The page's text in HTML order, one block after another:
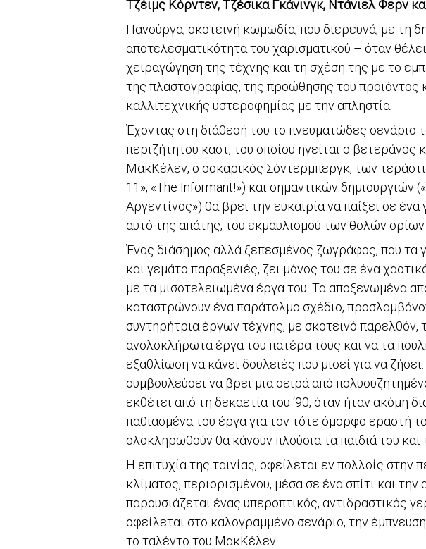
Τζέιμς Κόρντεν, Τζέσικα Γκάνινγκ, Ντάνιελ Φερν
Πανούργα, σκοτεινή κωμωδία, που διερευνά, με τη
αποτελεσματικότητα του χαρισματικού – όταν
χειραγώγηση της τέχνης και τη σχέση της με το
της πλαστογραφίας, της προώθησης του προϊόντος
καλλιτεχνικής υστεροφημίας με την απληστία.
Έχοντας στη διάθεσή του το πνευματώδες σενάριο
περιζήτητου καστ, του οποίου ηγείται ο βετεράνος
ΜακΚέλεν, ο οσκαρικός Σόντερμπεργκ, των
11», «The Informant!») και σημαντικών δημιουργιών
Αργεντίνος») θα βρει την ευκαιρία να παίξει σε
αυτό της απάτης, του εκμαυλισμού των θολών
Ένας διάσημος αλλά ξεπεσμένος ζωγράφος, που τα
και γεμάτο παραξενιές, ζει μόνος του σε ένα
με τα μισοτελειωμένα έργα του. Τα αποξενωμένα
καταστρώνουν ένα παράτολμο σχέδιο,
συντηρήτρια έργων τέχνης, με σκοτεινό παρελθόν,
ανολοκλήρωτα έργα του πατέρα τους και να τα
εξαθλίωση να κάνει δουλειές που μισεί για να
συμβουλεύσει να βρει μια σειρά από
εκθέτει από τη δεκαετία του ‘90, όταν ήταν ακόμη
παθιασμένα του έργα για τον τότε όμορφο εραστή
ολοκληρωθούν θα κάνουν πλούσια τα παιδιά του και
Η επιτυχία της ταινίας, οφείλεται εν πολλοίς στην
κλίματος, περιορισμένου, μέσα σε ένα σπίτι και
παρουσιάζεται ένας υπεροπτικός, αντιδραστικός
οφείλεται στο καλογραμμένο σενάριο, την
το ταλέντο του ΜακΚέλεν.